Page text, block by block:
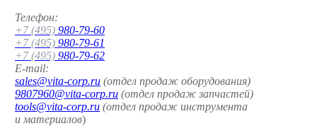
Телефон:
+7 (495) 980-79-60
+7 (495) 980-79-61
+7 (495) 980-79-62
E-mail:
sales@vita-corp.ru (отдел продаж оборудования)
9807960@vita-corp.ru (отдел продаж запчастей)
tools@vita-corp.ru (отдел продаж инструмента
и материалов)